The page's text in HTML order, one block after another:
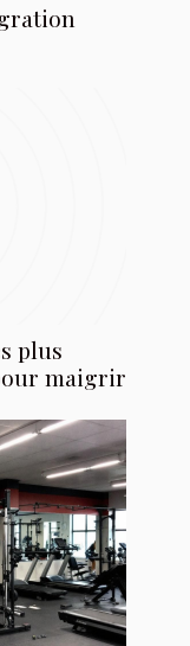
plus
maigrir